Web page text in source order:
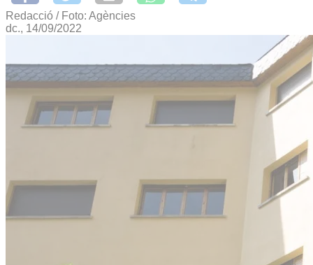
Redacció / Foto: Agències
dc., 14/09/2022